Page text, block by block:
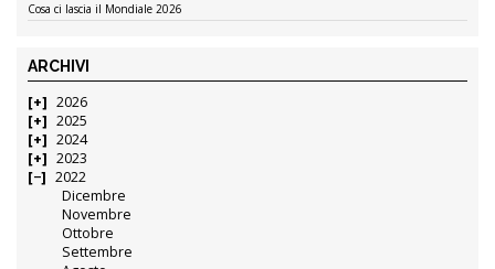
Cosa ci lascia il Mondiale 2026
ARCHIVI
2026
2025
2024
2023
2022
Dicembre
Novembre
Ottobre
Settembre